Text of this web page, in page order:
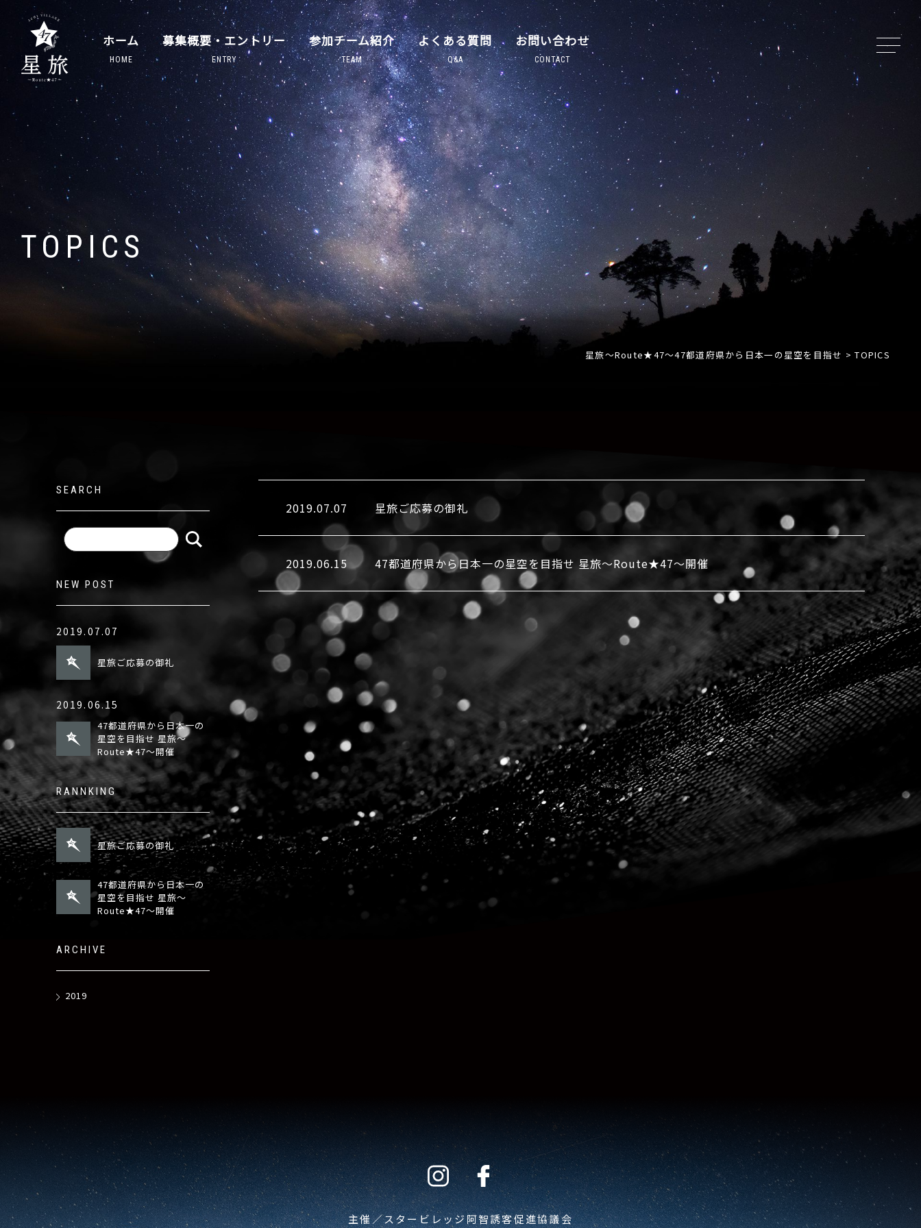
ホーム
HOME
募集概要・エントリー
ENTRY
参加チーム紹介
TEAM
よくある質問
Q&A
お問い合わせ
CONTACT
TOPICS
星旅〜Route★47〜47都道府県から日本一の星空を目指せ >TOPICS
2019.07.07 星旅ご応募の御礼
2019.06.15 47都道府県から日本一の星空を目指せ 星旅〜Route★47〜開催
SEARCH
NEW POST
2019.07.07
星旅ご応募の御礼
2019.06.15
47都道府県から日本一の
星空を目指せ 星旅〜
Route★47〜開催
RANNKING
星旅ご応募の御礼
47都道府県から日本一の
星空を目指せ 星旅〜
Route★47〜開催
ARCHIVE
2019
主催／スタービレッジ阿智誘客促進協議会